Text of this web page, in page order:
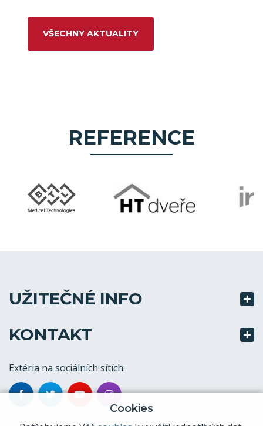
VŠECHNY AKTUALITY
REFERENCE
UŽITEČNÉ INFO
KONTAKT
Extéria na sociálních sítích:
Cookies